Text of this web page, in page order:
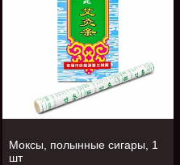
Моксы, полынные сигары, 1
шт